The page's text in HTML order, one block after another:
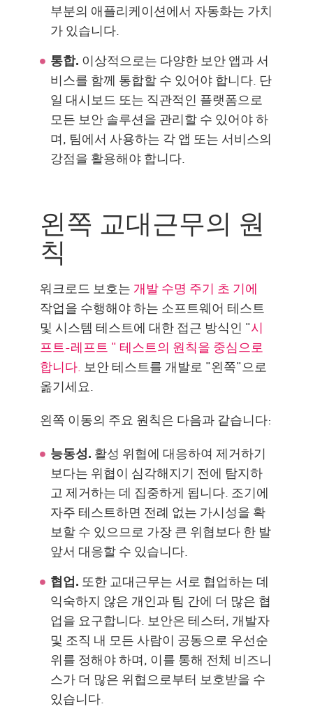
부분의 애플리케이션에서 자동화는 가치
가 있습니다.
통합. 이상적으로는 다양한 보안 앱과 서
비스를 함께 통합할 수 있어야 합니다. 단
일 대시보드 또는 직관적인 플랫폼으로
모든 보안 솔루션을 관리할 수 있어야 하
며, 팀에서 사용하는 각 앱 또는 서비스의
강점을 활용해야 합니다.
왼쪽 교대근무의 원
칙
워크로드 보호는개발 수명 주기 초 기에
작업을 수행해야 하는 소프트웨어 테스트
및 시스템 테스트에 대한 접근 방식인 "시
프트-레프트 " 테스트의 원칙을 중심으로
합니다. 보안 테스트를 개발로 "왼쪽"으로
옮기세요.
왼쪽 이동의 주요 원칙은 다음과 같습니다:
능동성. 활성 위협에 대응하여 제거하기
보다는 위협이 심각해지기 전에 탐지하
고 제거하는 데 집중하게 됩니다. 조기에
자주 테스트하면 전례 없는 가시성을 확
보할 수 있으므로 가장 큰 위협보다 한 발
앞서 대응할 수 있습니다.
협업. 또한 교대근무는 서로 협업하는 데
익숙하지 않은 개인과 팀 간에 더 많은 협
업을 요구합니다. 보안은 테스터, 개발자
및 조직 내 모든 사람이 공동으로 우선순
위를 정해야 하며, 이를 통해 전체 비즈니
스가 더 많은 위협으로부터 보호받을 수
있습니다.